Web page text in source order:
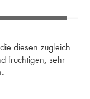
diesen zugleich
fruchtigen, sehr